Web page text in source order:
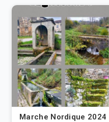
Marche Nordique 2024